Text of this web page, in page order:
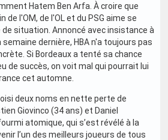
Hatem Ben Arfa. À croire que
de l'OM, de l'OL et du PSG aime se
situation. Annoncé avec insistance à
semaine dernière, HBA n'a toujours pas
Si Bordeaux a tenté sa chance
de succès, on voit mal qui pourrait lui
cet automne.
deux noms en nette perte de
Giovinco (34 ans) et Daniel
atomique, qui s’est révélé à la
l’un des meilleurs joueurs de tous